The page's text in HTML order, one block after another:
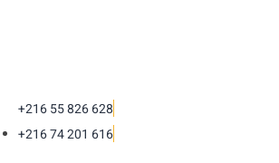
+216 55 826 628
+216 74 201 616